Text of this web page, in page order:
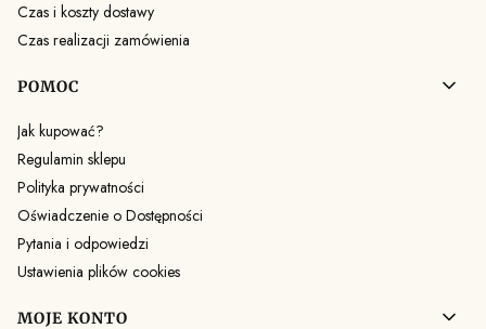
Czas i koszty dostawy
Czas realizacji zamówienia
POMOC
Jak kupować?
Regulamin sklepu
Polityka prywatności
Oświadczenie o Dostępności
Pytania i odpowiedzi
Ustawienia plików cookies
MOJE KONTO